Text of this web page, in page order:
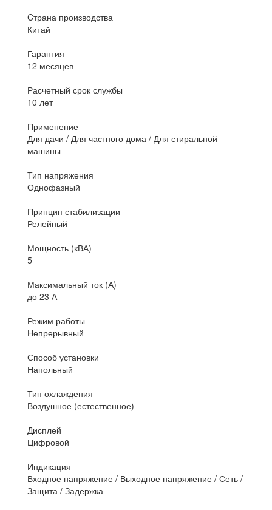
Cтрана производства
Китай
Гарантия
12 месяцев
Расчетный срок службы
10 лет
Применение
Для дачи / Для частного дома / Для стиральной
машины
Тип напряжения
Однофазный
Принцип стабилизации
Релейный
Мощность (кВА)
5
Максимальный ток (А)
до 23 А
Режим работы
Непрерывный
Способ установки
Напольный
Тип охлаждения
Воздушное (естественное)
Дисплей
Цифровой
Индикация
Входное напряжение / Выходное напряжение / Сеть /
Защита / Задержка